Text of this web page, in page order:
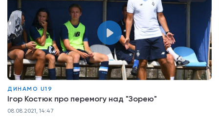
ДИНАМО U19
Ігор Костюк про перемогу над "Зорею"
08.08.2021, 14:47